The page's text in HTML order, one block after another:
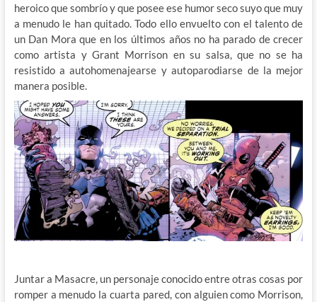
heroico que sombrío y que posee ese humor seco suyo que muy
a menudo le han quitado. Todo ello envuelto con el talento de
un Dan Mora que en los últimos años no ha parado de crecer
como artista y Grant Morrison en su salsa, que no se ha
resistido a autohomenajearse y autoparodiarse de la mejor
manera posible.
Juntar a Masacre, un personaje conocido entre otras cosas por
romper a menudo la cuarta pared, con alguien como Morrison,